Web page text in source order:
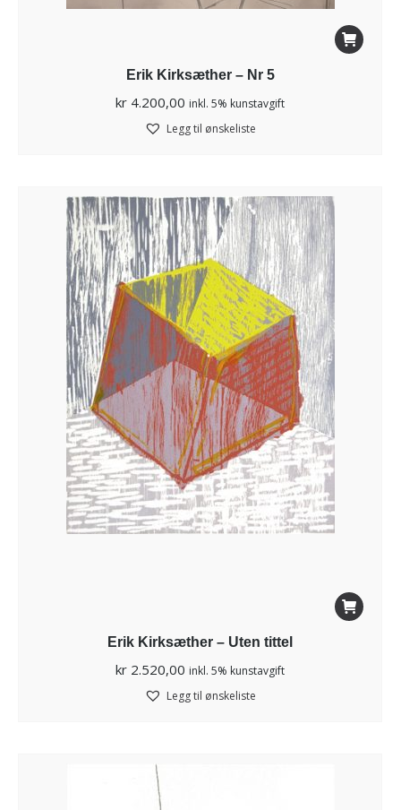
Erik Kirksæther – Nr 5
kr 4.200,00 inkl. 5% kunstavgift
Legg til ønskeliste
Erik Kirksæther – Uten tittel
kr 2.520,00 inkl. 5% kunstavgift
Legg til ønskeliste